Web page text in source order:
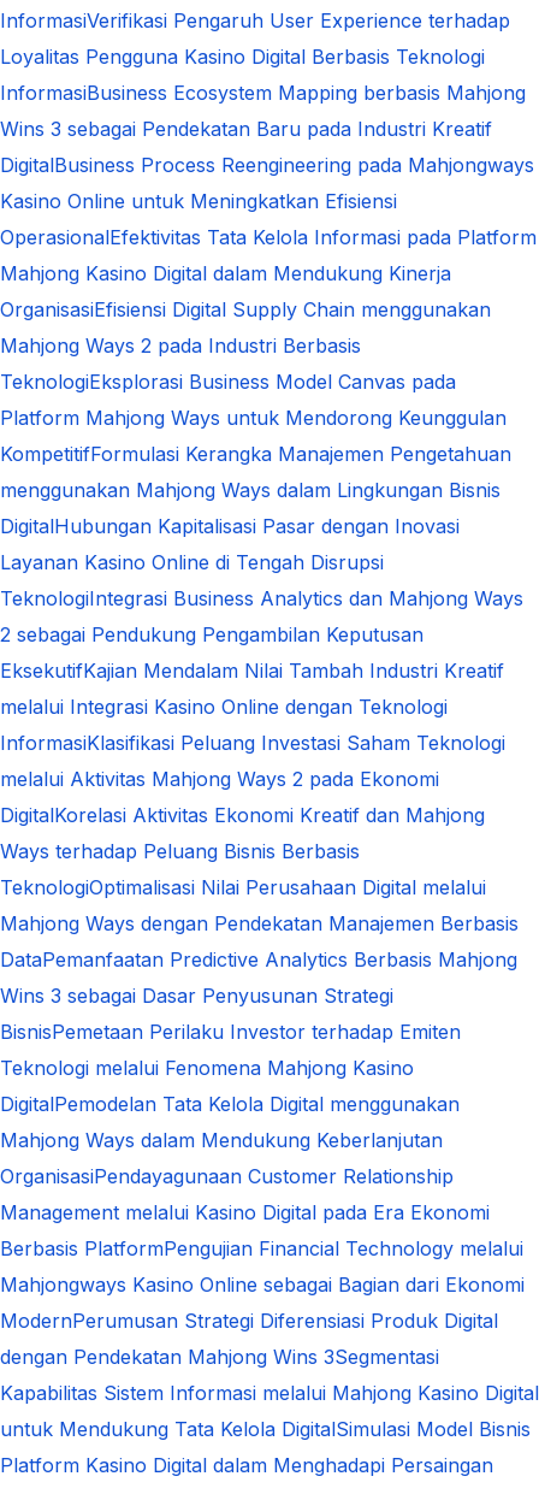
InformasiVerifikasi Pengaruh User Experience terhadap
Loyalitas Pengguna Kasino Digital Berbasis Teknologi
InformasiBusiness Ecosystem Mapping berbasis Mahjong
Wins 3 sebagai Pendekatan Baru pada Industri Kreatif
DigitalBusiness Process Reengineering pada Mahjongways
Kasino Online untuk Meningkatkan Efisiensi
OperasionalEfektivitas Tata Kelola Informasi pada Platform
Mahjong Kasino Digital dalam Mendukung Kinerja
OrganisasiEfisiensi Digital Supply Chain menggunakan
Mahjong Ways 2 pada Industri Berbasis
TeknologiEksplorasi Business Model Canvas pada
Platform Mahjong Ways untuk Mendorong Keunggulan
KompetitifFormulasi Kerangka Manajemen Pengetahuan
menggunakan Mahjong Ways dalam Lingkungan Bisnis
DigitalHubungan Kapitalisasi Pasar dengan Inovasi
Layanan Kasino Online di Tengah Disrupsi
TeknologiIntegrasi Business Analytics dan Mahjong Ways
2 sebagai Pendukung Pengambilan Keputusan
EksekutifKajian Mendalam Nilai Tambah Industri Kreatif
melalui Integrasi Kasino Online dengan Teknologi
InformasiKlasifikasi Peluang Investasi Saham Teknologi
melalui Aktivitas Mahjong Ways 2 pada Ekonomi
DigitalKorelasi Aktivitas Ekonomi Kreatif dan Mahjong
Ways terhadap Peluang Bisnis Berbasis
TeknologiOptimalisasi Nilai Perusahaan Digital melalui
Mahjong Ways dengan Pendekatan Manajemen Berbasis
DataPemanfaatan Predictive Analytics Berbasis Mahjong
Wins 3 sebagai Dasar Penyusunan Strategi
BisnisPemetaan Perilaku Investor terhadap Emiten
Teknologi melalui Fenomena Mahjong Kasino
DigitalPemodelan Tata Kelola Digital menggunakan
Mahjong Ways dalam Mendukung Keberlanjutan
OrganisasiPendayagunaan Customer Relationship
Management melalui Kasino Digital pada Era Ekonomi
Berbasis PlatformPengujian Financial Technology melalui
Mahjongways Kasino Online sebagai Bagian dari Ekonomi
ModernPerumusan Strategi Diferensiasi Produk Digital
dengan Pendekatan Mahjong Wins 3Segmentasi
Kapabilitas Sistem Informasi melalui Mahjong Kasino Digital
untuk Mendukung Tata Kelola DigitalSimulasi Model Bisnis
Platform Kasino Digital dalam Menghadapi Persaingan